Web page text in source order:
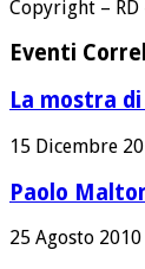
Copyright – RD
Eventi
La mostra
15 Dicembre
Paolo
25 Agosto 2010